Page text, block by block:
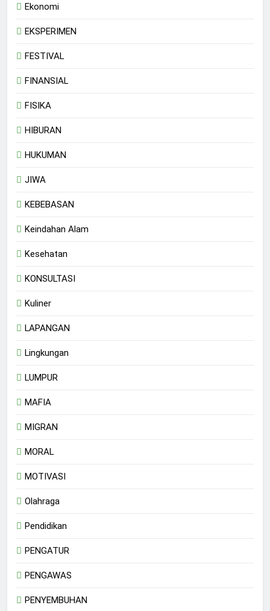
Ekonomi
EKSPERIMEN
FESTIVAL
FINANSIAL
FISIKA
HIBURAN
HUKUMAN
JIWA
KEBEBASAN
Keindahan Alam
Kesehatan
KONSULTASI
Kuliner
LAPANGAN
Lingkungan
LUMPUR
MAFIA
MIGRAN
MORAL
MOTIVASI
Olahraga
Pendidikan
PENGATUR
PENGAWAS
PENYEMBUHAN